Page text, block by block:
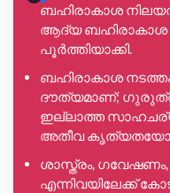
ബഹിരാകാശ
ആദ്യ ബഹിരാകാശ
പൂർത്തിയാക്കി.
ബഹിരാകാശ
ദൗത്യമാണ്;
ഇല്ലാത്ത
അതീവ
ശാസ്ത്രം,
എന്നിവയിലേക്ക്